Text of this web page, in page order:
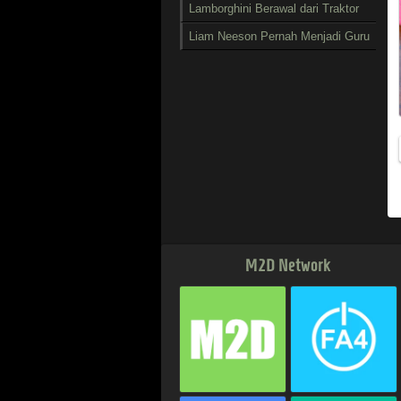
Lamborghini Berawal dari Traktor
Liam Neeson Pernah Menjadi Guru
M2D Network